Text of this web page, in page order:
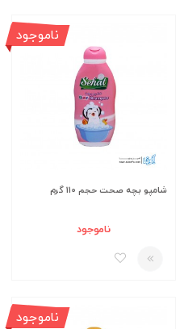
شامپو بچه صحت حجم 110 گرم
ناموجود
ناموجود
ناموجود